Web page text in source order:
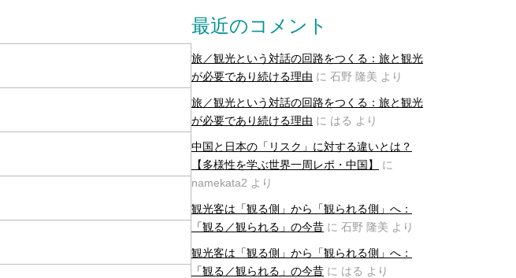
最近のコメント
旅／観光という対話の回路をつくる：旅と観光
が必要であり続ける理由 に 石野 隆美 より
旅／観光という対話の回路をつくる：旅と観光
が必要であり続ける理由 に はる より
中国と日本の「リスク」に対する違いとは？
【多様性を学ぶ世界一周レポ・中国】
に
namekata2 より
観光客は「観る側」から「観られる側」へ：
「観る／観られる」の今昔 に 石野 隆美 より
観光客は「観る側」から「観られる側」へ：
「観る／観られる」の今昔 に はる より